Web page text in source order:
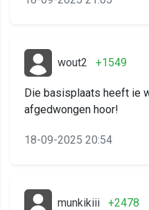
wout2 +1549
Die basisplaats heeft ie
afgedwongen hoor!
18-09-2025 20:54
munkikiii +2478